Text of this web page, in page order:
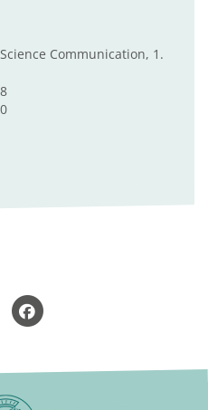
Communication, 1.